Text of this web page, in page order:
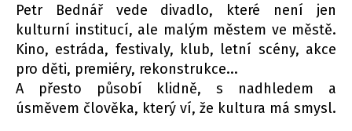
Petr Bednář vede divadlo, které není jen
kulturní institucí, ale malým městem ve městě.
Kino, estráda, festivaly, klub, letní scény, akce
pro děti, premiéry, rekonstrukce...
A přesto působí klidně, s nadhledem a
úsměvem člověka, který ví, že kultura má smysl.